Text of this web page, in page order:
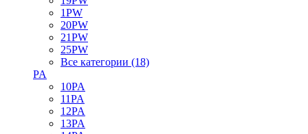
1PW
20PW
21PW
25PW
Все категории (18)
PA
10PA
11PA
12PA
13PA